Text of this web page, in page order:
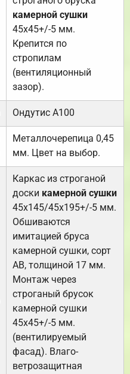
камерной сушки
45х45+/-5 мм.
Крепится по
стропилам
(вентиляционный
зазор).
Ондутис А100
Металлочерепица 0,45
мм. Цвет на выбор.
Каркас из строганой
доски камерной сушки
45х145/45х195+/-5 мм.
Обшиваются
имитацией бруса
камерной сушки, сорт
АВ, толщиной 17 мм.
Монтаж через
строганый брусок
камерной сушки
45х45+/-5 мм.
(вентилируемый
фасад). Влаго-
ветрозащитная